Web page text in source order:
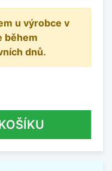
u výrobce v
během
dnů.